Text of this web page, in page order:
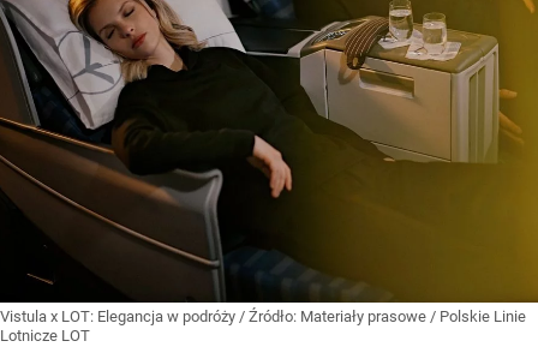
Vistula x LOT: Elegancja w podróży / Źródło: Materiały prasowe / Polskie Linie
Lotnicze LOT